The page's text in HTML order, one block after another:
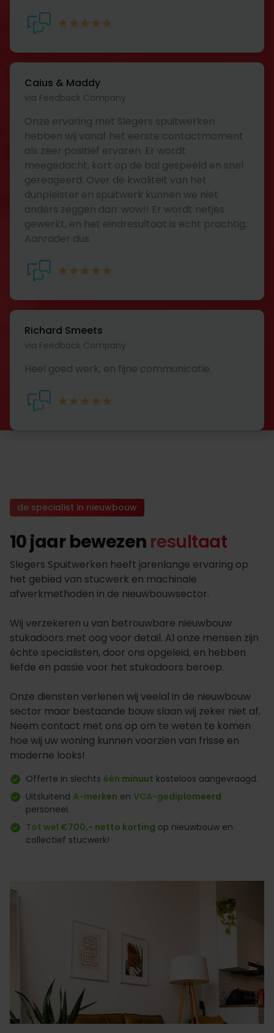
Caius & Maddy
via Feedback Company
Onze ervaring met Slegers spuitwerken
hebben wij vanaf het eerste contactmoment
als zeer positief ervaren. Er wordt
meegedacht, kort op de bal gespeeld en snel
gereageerd. Over de kwaliteit van het
dunpleister en spuitwerk kunnen we niet
anders zeggen dan: wow!! Er wordt netjes
gewerkt, en het eindresultaat is echt prachtig.
Aanrader dus.
Richard Smeets
via Feedback Company
Heel goed werk, en fijne communicatie.
de specialist in nieuwbouw
10 jaar bewezen resultaat
Slegers Spuitwerken heeft jarenlange ervaring op
het gebied van stucwerk en machinale
afwerkmethoden in de nieuwbouwsector.
Wij verzekeren u van betrouwbare nieuwbouw
stukadoors met oog voor detail. Al onze mensen zijn
échte specialisten, door ons opgeleid, en hebben
liefde en passie voor het stukadoors beroep.
Onze diensten verlenen wij veelal in de nieuwbouw
sector maar bestaande bouw slaan wij zeker niet af.
Neem contact met ons op om te weten te komen
hoe wij uw woning kunnen voorzien van frisse en
moderne looks!
Offerte in slechts één minuut kosteloos aangevraagd.
Uitsluitend A-merken en VCA-gediplomeerd
personeel.
Tot wel €700,- netto korting op nieuwbouw en
collectief stucwerk!